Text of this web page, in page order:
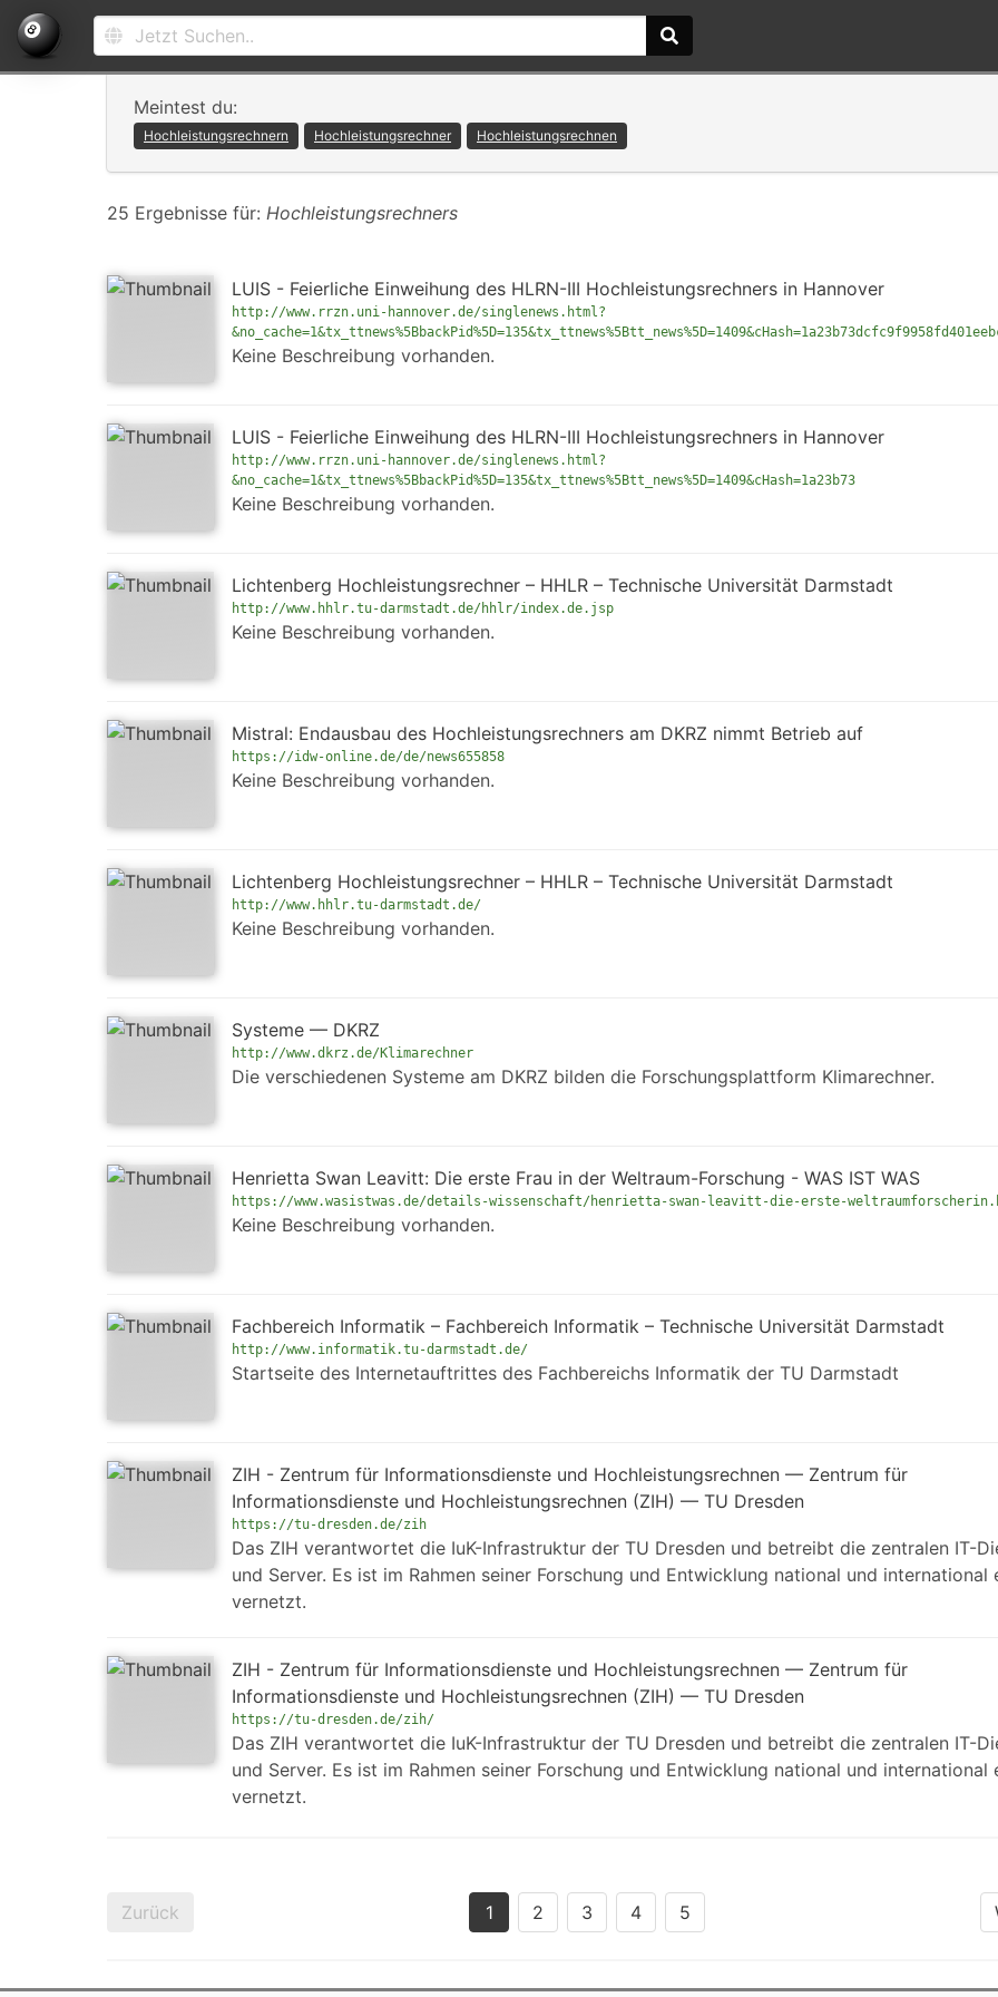
Meintest du:
Hochleistungsrechnern Hochleistungsrechner Hochleistungsrechnen
25 Ergebnisse für: Hochleistungsrechners
LUIS - Feierliche Einweihung des HLRN-III Hochleistungsrechners in Hannover
http://www.rrzn.uni-hannover.de/singlenews.html?
Keine Beschreibung vorhanden.
LUIS - Feierliche Einweihung des HLRN-III Hochleistungsrechners in Hannover
http://www.rrzn.uni-hannover.de/singlenews.html?
&no_cache=1&tx_ttnews%5BbackPid%5D=135&tx_ttnews%5Btt_news%5D=1409&cHash=1a23b73
Keine Beschreibung vorhanden.
Lichtenberg Hochleistungsrechner – HHLR – Technische Universität Darmstadt
http://www.hhlr.tu-darmstadt.de/hhlr/index.de.jsp
Keine Beschreibung vorhanden.
Mistral: Endausbau des Hochleistungsrechners am DKRZ nimmt Betrieb auf
https://idw-online.de/de/news655858
Keine Beschreibung vorhanden.
Lichtenberg Hochleistungsrechner – HHLR – Technische Universität Darmstadt
http://www.hhlr.tu-darmstadt.de/
Keine Beschreibung vorhanden.
Systeme — DKRZ
http://www.dkrz.de/Klimarechner
Die verschiedenen Systeme am DKRZ bilden die Forschungsplattform Klimarechner.
Henrietta Swan Leavitt: Die erste Frau in der Weltraum-Forschung - WAS IST WAS
https://www.wasistwas.de/details-wissenschaft/henrietta-swan-leavitt-die-erste-
Keine Beschreibung vorhanden.
Fachbereich Informatik – Fachbereich Informatik – Technische Universität Darmstadt
http://www.informatik.tu-darmstadt.de/
Startseite des Internetauftrittes des Fachbereichs Informatik der TU Darmstadt
ZIH - Zentrum für Informationsdienste und Hochleistungsrechnen — Zentrum für
Informationsdienste und Hochleistungsrechnen (ZIH) — TU Dresden
https://tu-dresden.de/zih
Das ZIH verantwortet die IuK-Infrastruktur der TU Dresden und betreibt die zentralen IT-
und Server. Es ist im Rahmen seiner Forschung und Entwicklung national und international
vernetzt.
ZIH - Zentrum für Informationsdienste und Hochleistungsrechnen — Zentrum für
Informationsdienste und Hochleistungsrechnen (ZIH) — TU Dresden
https://tu-dresden.de/zih/
Das ZIH verantwortet die IuK-Infrastruktur der TU Dresden und betreibt die zentralen IT-
und Server. Es ist im Rahmen seiner Forschung und Entwicklung national und international
vernetzt.
Zurück 1 2 3 4 5